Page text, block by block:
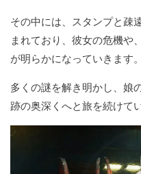
その中には、スタンプと疎
まれており、彼女の危機や
が明らかになっていきます。
多くの謎を解き明かし、娘
跡の奥深くへと旅を続けて